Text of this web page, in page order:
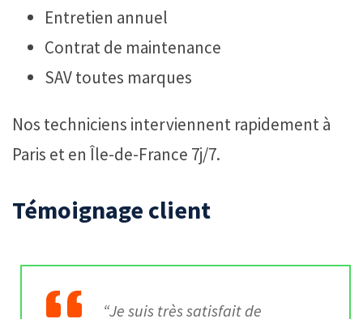
Entretien annuel
Contrat de maintenance
SAV toutes marques
Nos techniciens interviennent rapidement à
Paris et en Île-de-France 7j/7.
Témoignage client
“Je suis très satisfait de